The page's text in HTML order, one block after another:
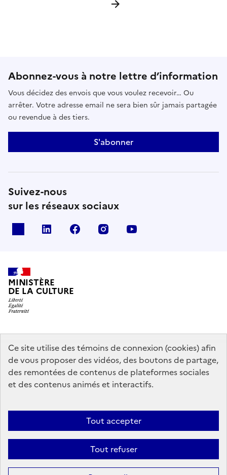
Ce site utilise des témoins de connexion (cookies) afin
de vous proposer des vidéos, des boutons de partage,
des remontées de contenus de plateformes sociales
et des contenus animés et interactifs.
Tout accepter
Tout refuser
Aller à la page suivante
Abonnez-vous à notre lettre d’information
Vous décidez des envois que vous voulez recevoir… Ou
arrêter. Votre adresse email ne sera bien sûr jamais partagée
ou revendue à des tiers.
S'abonner
Suivez-nous
sur les réseaux sociaux
linkedin facebook instagram
MINISTÈRE
DE LA CULTURE
data.gouv.fr legifrance.gouv.fr
info.gouv.fr
service-public.gouv.fr
Contact Mentions légales
Accessibilité : partiellement conforme
Politique générale de protection des données
des témoins de connexion (cookies)
Plan du site
Sauf mention contraire, tous les contenus de ce site sont sous